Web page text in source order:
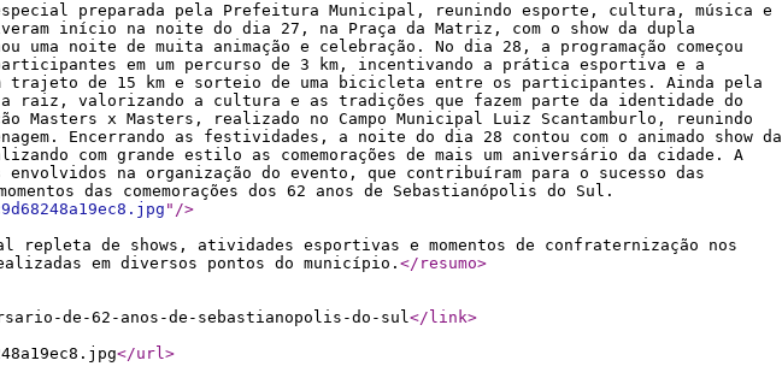
preparada pela Prefeitura Municipal, reunindo esporte, cultura, música e
início na noite do dia 27, na Praça da Matriz, com o show da dupla
uma noite de muita animação e celebração. No dia 28, a programação começou
em um percurso de 3 km, incentivando a prática esportiva e a
de 15 km e sorteio de uma bicicleta entre os participantes. Ainda pela
raiz, valorizando a cultura e as tradições que fazem parte da identidade do
x Masters, realizado no Campo Municipal Luiz Scantamburlo, reunindo
Encerrando as festividades, a noite do dia 28 contou com o animado show da
com grande estilo as comemorações de mais um aniversário da cidade. A
na organização do evento, que contribuíram para o sucesso das
das comemorações dos 62 anos de Sebastianópolis do Sul.
" />
repleta de shows, atividades esportivas e momentos de confraternização nos
em diversos pontos do município.</resumo>
de-62-anos-de-sebastianopolis-do-sul</link>
</url>